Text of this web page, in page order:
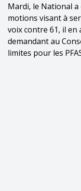
Mardi, le National
motions visant à
voix contre 61, il en
demandant au
limites pour les